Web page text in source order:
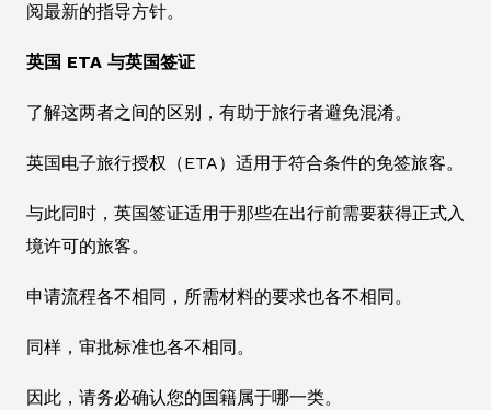
阅最新的指导方针。
英国 ETA 与英国签证
了解这两者之间的区别，有助于旅行者避免混淆。
英国电子旅行授权（ETA）适用于符合条件的免签旅客。
与此同时，英国签证适用于那些在出行前需要获得正式入
境许可的旅客。
申请流程各不相同，所需材料的要求也各不相同。
同样，审批标准也各不相同。
因此，请务必确认您的国籍属于哪一类。